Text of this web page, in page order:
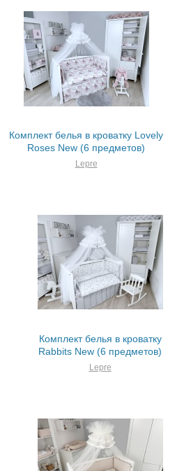
Комплект белья в кроватку Lovely
Roses New (6 предметов)
Lepre
Комплект белья в кроватку
Rabbits New (6 предметов)
Lepre